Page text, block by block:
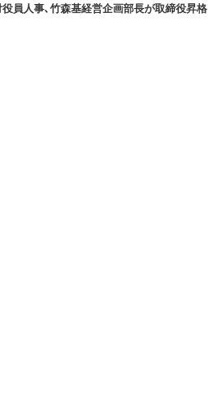
員人事､竹森基経営企画部長が取締役昇格